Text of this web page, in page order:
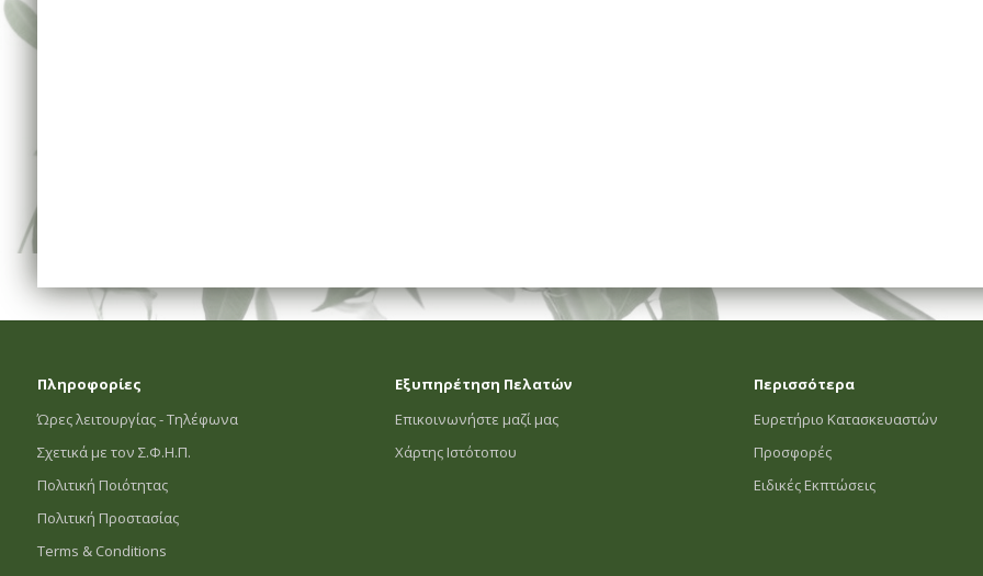
Πληροφορίες
Ώρες λειτουργίας - Τηλέφωνα
Σχετικά με τον Σ.Φ.Η.Π.
Πολιτική Ποιότητας
Πολιτική Προστασίας
Terms & Conditions
Εξυπηρέτηση Πελατών
Επικοινωνήστε μαζί μας
Χάρτης Ιστότοπου
Περισσότερα
Ευρετήριο Κατασκευαστών
Προσφορές
Ειδικές Εκπτώσεις